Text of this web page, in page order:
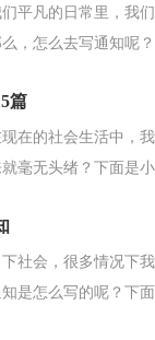
平凡的日常里，我
，怎么去写通知呢
篇
在的社会生活中，
毫无头绪？下面是
社会，很多情况下
是怎么写的呢？下